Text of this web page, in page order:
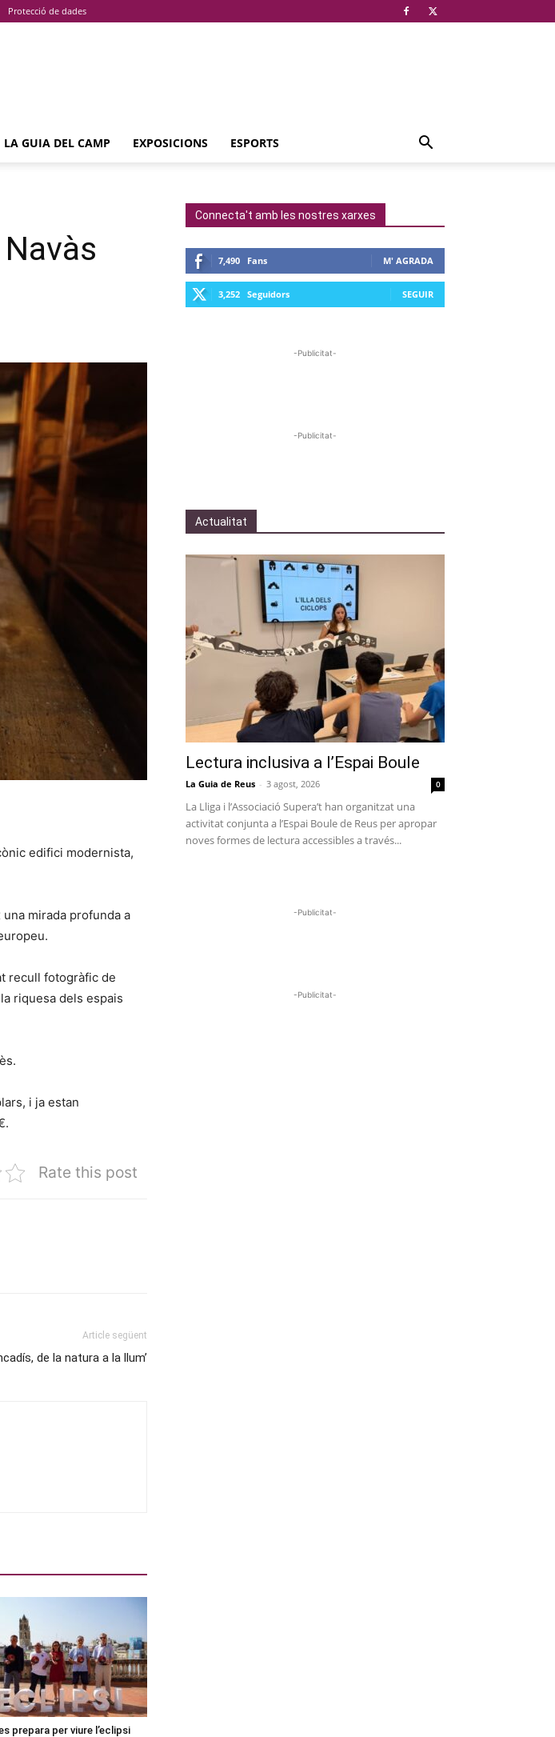
Protecció de dades
LA GUIA DEL CAMP EXPOSICIONS ESPORTS
edifici modernista,
mirada profunda a
recull fotogràfic de
riquesa dels espais
i ja estan
Rate this post
Article següent
de la natura a la llum’
prepara per viure l’eclipsi
Connecta't amb les nostres xarxes
7,490 Fans M' AGRADA
3,252 Seguidors SEGUIR
-Publicitat-
-Publicitat-
Actualitat
Lectura inclusiva a l’Espai Boule
La Guia de Reus - 3 agost, 2026 0
La Lliga i l’Associació Supera’t han organitzat una
activitat conjunta a l’Espai Boule de Reus per apropar
noves formes de lectura accessibles a través...
-Publicitat-
-Publicitat-